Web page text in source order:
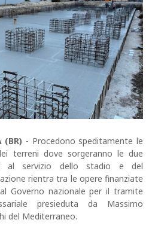
(BR) - Procedono speditamente le
terreni dove sorgeranno le due
al servizio dello stadio e del
rientra tra le opere finanziate
Governo nazionale per il tramite
presieduta da Massimo
del Mediterraneo.